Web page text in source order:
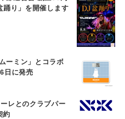
踊り」を開催します
ーミン」とコラボ
日に発売
レとのクラブパー
約